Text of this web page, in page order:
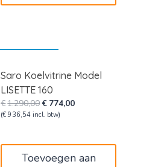
Saro Koelvitrine Model
LISETTE 160
€1.290,00Oorspronkelijke
prijs
€ 774,00Huidige
(€ 936,54 incl. btw)
Toevoegen aan